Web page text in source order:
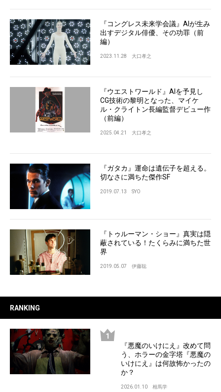
『コングレス未来学会議』AIが生み
出すデジタル俳優、その功罪（前
編）
2023.11.28 大口孝之
『ウエストワールド』AIを予見し
CG技術の黎明となった、マイケ
ル・クライトン長編監督デビュー作
（前編）
2025.04.21 大口孝之
『ガタカ』運命は遺伝子を超える。
切なさに満ちた傑作SF
2019.07.13 SYO
『トゥルーマン・ショー』真実は隠
蔽されている！たくらみに満ちた世
界
2019.05.07 伊藤聡
RANKING
『悪魔のいけにえ』改めて問
う、ホラーの金字塔『悪魔の
いけにえ』は何故怖かったの
か？
2026.01.10 相馬学